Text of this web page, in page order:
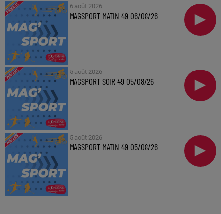
6 août 2026
MAGSPORT MATIN 49 06/08/26
5 août 2026
MAGSPORT SOIR 49 05/08/26
5 août 2026
MAGSPORT MATIN 49 05/08/26